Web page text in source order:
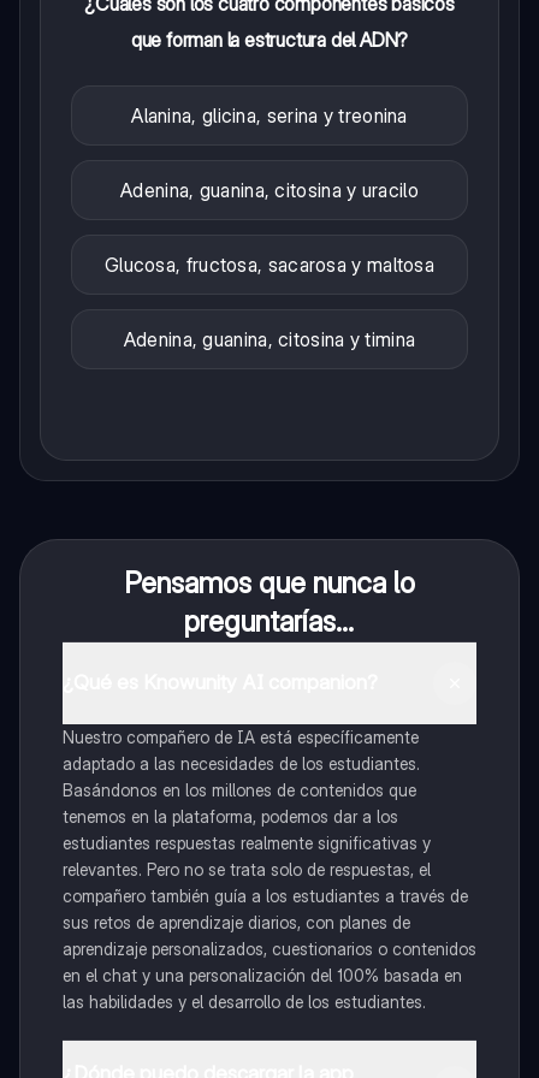
que forman la estructura del ADN?
Alanina, glicina, serina y treonina
Adenina, guanina, citosina y uracilo
Glucosa, fructosa, sacarosa y maltosa
Adenina, guanina, citosina y timina
Pensamos que nunca lo
preguntarías...
Nuestro compañero de IA está específicamente
adaptado a las necesidades de los estudiantes.
Basándonos en los millones de contenidos que
tenemos en la plataforma, podemos dar a los
estudiantes respuestas realmente significativas y
relevantes. Pero no se trata solo de respuestas, el
compañero también guía a los estudiantes a través de
sus retos de aprendizaje diarios, con planes de
aprendizaje personalizados, cuestionarios o contenidos
en el chat y una personalización del 100% basada en
las habilidades y el desarrollo de los estudiantes.